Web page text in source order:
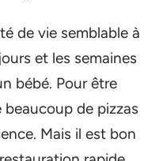
de vie semblable à
et les semaines
bébé. Pour être
de pizzas
Mais il est bon